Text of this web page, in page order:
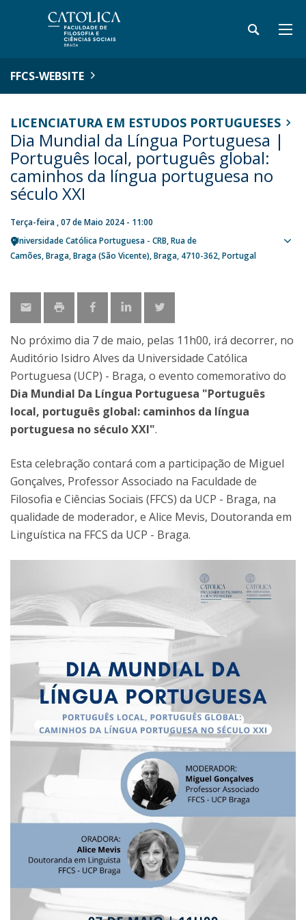
FFCS-WEBSITE
LICENCIATURA EM ESTUDOS PORTUGUESES
Dia Mundial da Língua Portuguesa |
Português local, português global:
caminhos da língua portuguesa no
século XXI
Terça-feira , 07 de Maio 2024 - 11:00
Universidade Católica Portuguesa - CRB Rua de
Camões Braga Braga (São Vicente), Braga 4710-362 Portugal
No próximo dia 7 de maio, pelas 11h00, irá decorrer, no
Auditório Isidro Alves da Universidade Católica
Portuguesa (UCP) - Braga, o evento comemorativo do
Dia Mundial Da Língua Portuguesa "Português
local, português global: caminhos da língua
portuguesa no século XXI".
Esta celebração contará com a participação de Miguel
Gonçalves, Professor Associado na Faculdade de
Filosofia e Ciências Sociais (FFCS) da UCP - Braga, na
qualidade de moderador, e Alice Mevis, Doutoranda em
Linguística na FFCS da UCP - Braga.